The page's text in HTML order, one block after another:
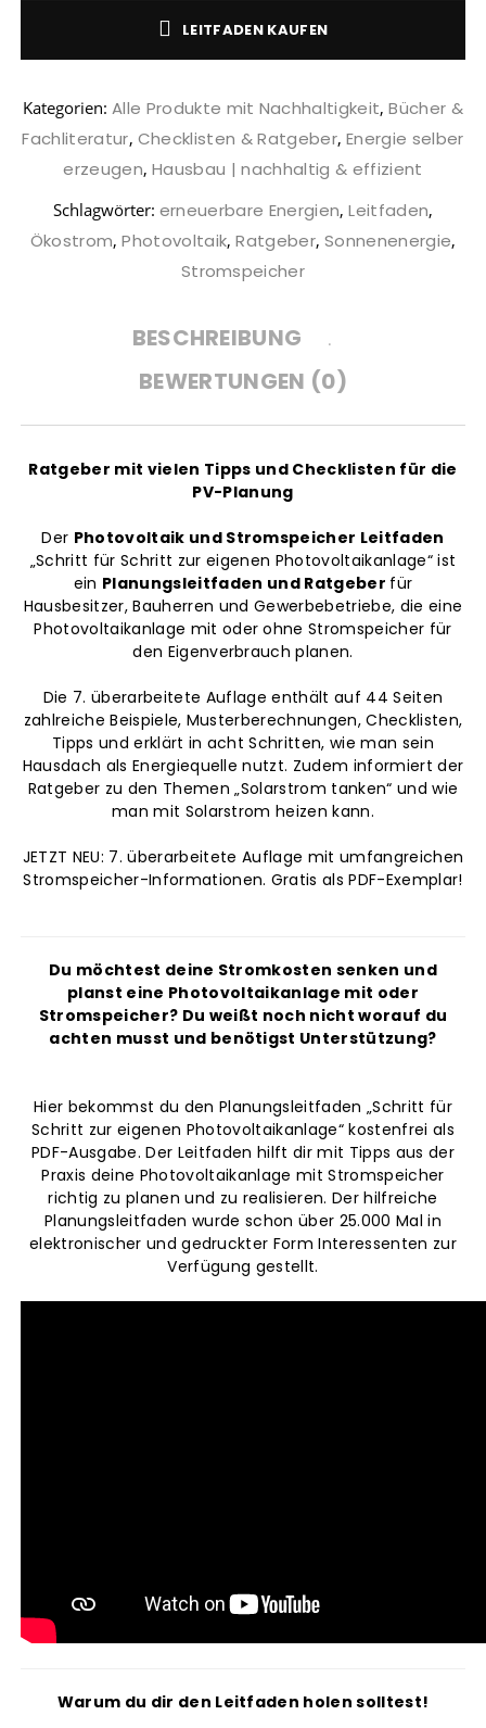
TIPPS GEGEN
KLIMAWANDEL:
IM BAD | SO
ERKENNST DU
SELBER
MACHEN (DIY)
PLASTIKFOLIE
LEITFADEN KAUFEN
Kategorien: Alle Produkte mit Nachhaltigkeit,Bücher &
Fachliteratur, Checklisten & Ratgeber, Energie selber
erzeugen,Hausbau | nachhaltig & effizient
Schlagwörter: erneuerbare Energien,Leitfaden,
Ökostrom,Photovoltaik,Ratgeber, Sonnenenergie,
Stromspeicher
BESCHREIBUNG
BEWERTUNGEN (0)
Ratgeber mit vielen Tipps und Checklisten für die
PV-Planung
Der Photovoltaik und Stromspeicher Leitfaden
„Schritt für Schritt zur eigenen Photovoltaikanlage“ ist
ein Planungsleitfaden und Ratgeber für
Hausbesitzer, Bauherren und Gewerbebetriebe, die eine
Photovoltaikanlage mit oder ohne Stromspeicher für
den Eigenverbrauch planen.
Die 7. überarbeitete Auflage enthält auf 44 Seiten
zahlreiche Beispiele, Musterberechnungen, Checklisten,
Tipps und erklärt in acht Schritten, wie man sein
Hausdach als Energiequelle nutzt. Zudem informiert der
Ratgeber zu den Themen „Solarstrom tanken“ und wie
man mit Solarstrom heizen kann.
JETZT NEU: 7. überarbeitete Auflage mit umfangreichen
Stromspeicher-Informationen. Gratis als PDF-Exemplar!
Du möchtest deine Stromkosten senken und
planst eine Photovoltaikanlage mit oder
Stromspeicher? Du weißt noch nicht worauf du
achten musst und benötigst Unterstützung?
Hier bekommst du den Planungsleitfaden „Schritt für
Schritt zur eigenen Photovoltaikanlage“ kostenfrei als
PDF-Ausgabe. Der Leitfaden hilft dir mit Tipps aus der
Praxis deine Photovoltaikanlage mit Stromspeicher
richtig zu planen und zu realisieren. Der hilfreiche
Planungsleitfaden wurde schon über 25.000 Mal in
elektronischer und gedruckter Form Interessenten zur
Verfügung gestellt.
Warum du dir den Leitfaden holen solltest!